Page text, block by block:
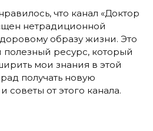
что канал «Доктор
нетрадиционной
образу жизни. Это
ресурс, который
мои знания в этой
получать новую
от этого канала.